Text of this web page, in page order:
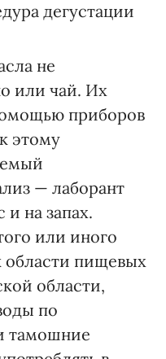
дегустации
не
или чай. Их
приборов
этому
— лаборант
и на запах.
или иного
области пищевых
области,
по
тамошние